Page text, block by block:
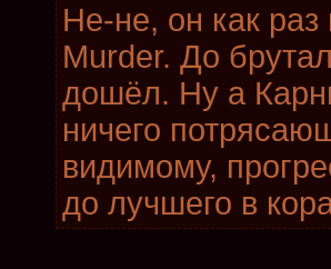
Не-не, он как
Murder. До
дошёл. Ну а
ничего
видимому,
до лучшего в